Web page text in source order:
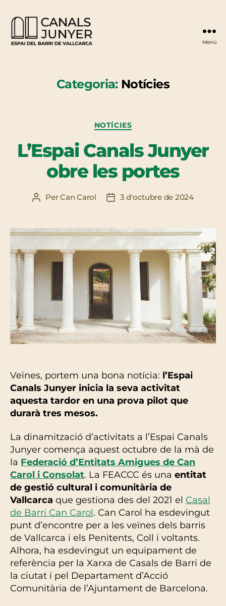
Menú
Categoria: Notícies
Categories
NOTÍCIES
L’Espai Canals Junyer
obre les portes
Autor
PerCan Carol
Data3 d'octubre de 2024
Veïnes, portem una bona notícia: l’Espai
Canals Junyer inicia la seva activitat
aquesta tardor en una prova pilot que
durarà tres mesos.
La dinamització d’activitats a l’Espai Canals
Junyer comença aquest octubre de la mà de
la Federació d’Entitats Amigues de Can
Carol i Consolat. La FEACCC és una entitat
de gestió cultural i comunitària de
Vallcarca que gestiona des del 2021 el Casal
de Barri Can Carol. Can Carol ha esdevingut
punt d’encontre per a les veïnes dels barris
de Vallcarca i els Penitents, Coll i voltants.
Alhora, ha esdevingut un equipament de
referència per la Xarxa de Casals de Barri de
la ciutat i pel Departament d’Acció
Comunitària de l’Ajuntament de Barcelona.